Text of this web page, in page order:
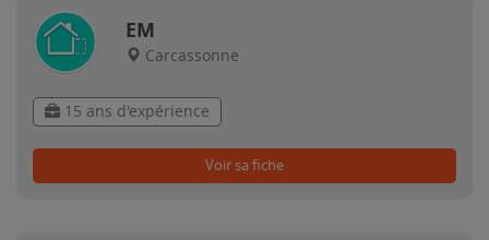
EM
Carcassonne
15 ans d'expérience
Voir sa fiche